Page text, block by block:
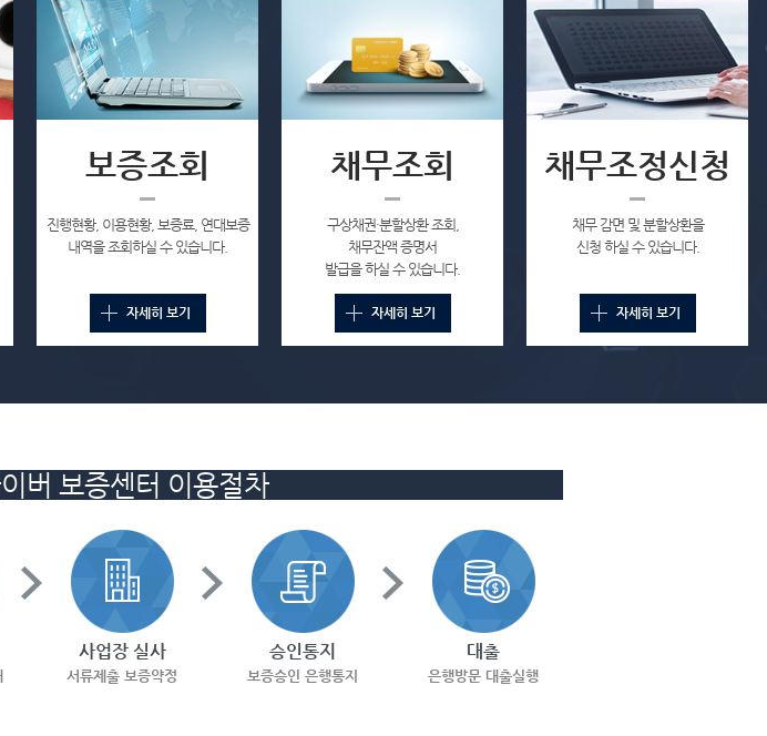
보증조회
진행현황, 이용현황, 보증료, 연대보증
내역을 조회하실 수 있습니다.
자세히 보기
채무조회
구상채권·분할상환 조회,
채무잔액 증명서
발급을 하실 수 있습니다.
자세히 보기
채무조정신청
채무 감면 및 분할상환을
신청 하실 수 있습니다.
자세히 보기
버 보증센터 이용절차
사업장 실사
서류제출 보증약정
승인통지
보증승인 은행통지
대출
은행방문 대출실행